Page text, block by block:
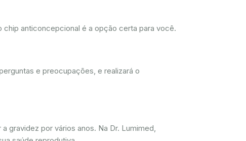
anticoncepcional é a opção certa para você.
e preocupações, e realizará o
gravidez por vários anos. Na Dr. Lumimed,